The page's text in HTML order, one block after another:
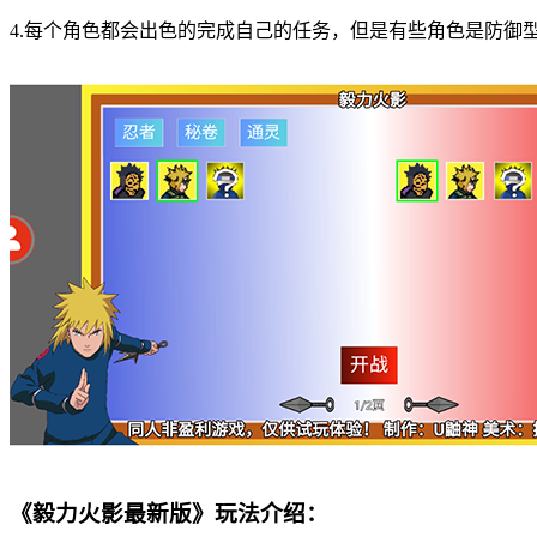
4.每个角色都会出色的完成自己的任务，但是有些角色是防御
《毅力火影最新版》玩法介绍：